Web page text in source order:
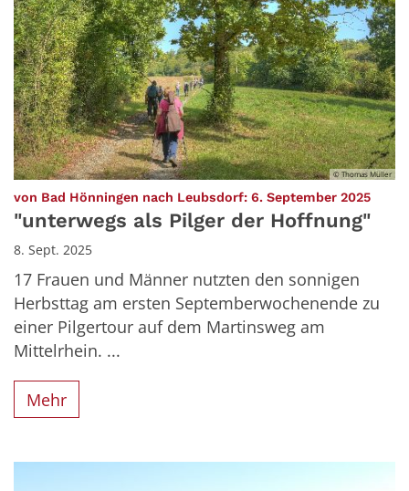
© Thomas Müller
von Bad Hönningen nach Leubsdorf: 6. September 2025:
"unterwegs als Pilger der Hoffnung"
8. Sept. 2025
17 Frauen und Männer nutzten den sonnigen
Herbsttag am ersten Septemberwochenende zu
einer Pilgertour auf dem Martinsweg am
Mittelrhein. ...
Mehr